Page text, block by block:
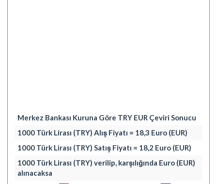
Merkez Bankası Kuruna Göre TRY EUR Çeviri Sonucu
1000 Türk Lirası (TRY) Alış Fiyatı = 18,3 Euro (EUR)
1000 Türk Lirası (TRY) Satış Fiyatı = 18,2 Euro (EUR)
1000 Türk Lirası (TRY) verilip, karşılığında Euro (EUR)
alınacaksa